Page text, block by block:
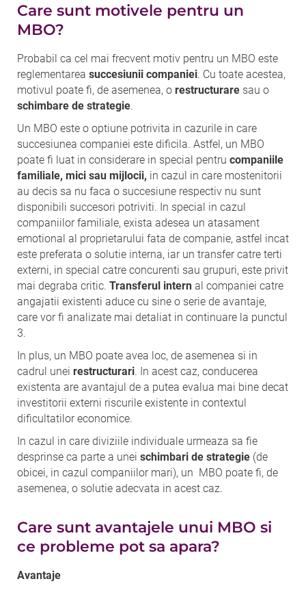
Care sunt motivele pentru un
MBO?
Probabil ca cel mai frecvent motiv pentru un MBO este
reglementarea succesiunii companiei. Cu toate acestea,
motivul poate fi, de asemenea, o restructurare sau o
schimbare de strategie.
Un MBO este o optiune potrivita in cazurile in care
succesiunea companiei este dificila. Astfel, un MBO
poate fi luat in considerare in special pentru companiile
familiale, mici sau mijlocii, in cazul in care mostenitorii
au decis sa nu faca o succesiune respectiv nu sunt
disponibili succesori potriviti. In special in cazul
companiilor familiale, exista adesea un atasament
emotional al proprietarului fata de companie, astfel incat
este preferata o solutie interna, iar un transfer catre terti
externi, in special catre concurenti sau grupuri, este privit
mai degraba critic. Transferul intern al companiei catre
angajatii existenti aduce cu sine o serie de avantaje,
care vor fi analizate mai detaliat in continuare la punctul
3.
In plus, un MBO poate avea loc, de asemenea si in
cadrul unei restructurari. In acest caz, conducerea
existenta are avantajul de a putea evalua mai bine decat
investitorii externi riscurile existente in contextul
dificultatilor economice.
In cazul in care diviziile individuale urmeaza sa fie
desprinse ca parte a unei schimbari de strategie (de
obicei, in cazul companiilor mari), un MBO poate fi, de
asemenea, o solutie adecvata in acest caz.
Care sunt avantajele unui MBO si
ce probleme pot sa apara?
Avantaje